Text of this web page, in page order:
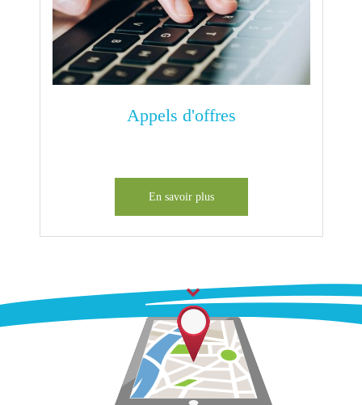
Appels d'offres